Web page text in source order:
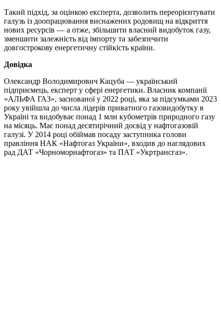
Такий підхід, за оцінкою експерта, дозволить переорієнтувати
галузь із доопрацювання виснажених родовищ на відкриття
нових ресурсів — а отже, збільшити власний видобуток газу,
зменшити залежність від імпорту та забезпечити
довгострокову енергетичну стійкість країни.
Довідка
Олександр Володимирович Кацуба — український
підприємець, експерт у сфері енергетики. Власник компанії
«АЛЬФА ГАЗ», заснованої у 2022 році, яка за підсумками 2023
року увійшла до числа лідерів приватного газовидобутку в
Україні та видобуває понад 1 млн кубометрів природного газу
на місяць. Має понад десятирічний досвід у нафтогазовій
галузі. У 2014 році обіймав посаду заступника голови
правління НАК «Нафтогаз України», входив до наглядових
рад ДАТ «Чорноморнафтогаз» та ПАТ «Укртрансгаз».